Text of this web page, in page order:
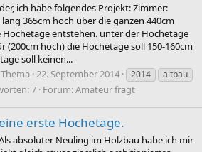
ich habe folgendes Projekt: Zimmer:
365cm hoch über die ganzen 440cm
Hochetage entstehen. unter der Hochetage
(200cm hoch) die Hochetage soll 150-160cm
soll keinen...
Thema 22. September 2014 2014
altbau
7 Forum:Amateur fragt
erste Hochetage.
absoluter Neuling im Holzbau habe ich mir